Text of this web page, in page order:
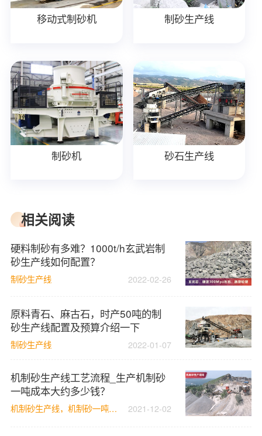
移动式制砂机 制砂生产线
制砂机 砂石生产线
相关阅读
硬料制砂有多难？1000t/h玄武岩制
砂生产线如何配置？
制砂生产线 2022-02-26
原料青石、麻古石，时产50吨的制
砂生产线配置及预算介绍一下
制砂生产线 2022-01-07
机制砂生产线工艺流程_生产机制砂
一吨成本大约多少钱？
机制砂生产线，机制砂一吨成本 2021-12-02